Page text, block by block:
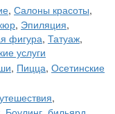
, Салоны красоты,
, Эпиляция,
фигура, Татуаж,
услуги
, Пицца, Осетинские
,